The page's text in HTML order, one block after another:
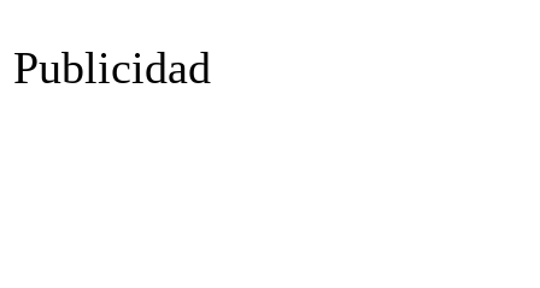
Publicidad